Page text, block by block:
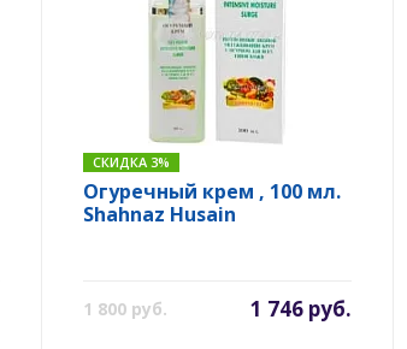
СКИДКА 3%
Огуречный крем , 100 мл.
Shahnaz Husain
1 800 руб. 1 746 руб.